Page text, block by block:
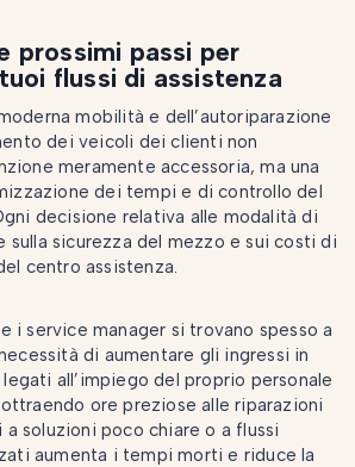
prossimi passi per
flussi di assistenza
mobilità e dell’autoriparazione
dei veicoli dei clienti non
meramente accessoria, ma una
dei tempi e di controllo del
decisione relativa alle modalità di
sulla sicurezza del mezzo e sui costi di
centro assistenza.
i service manager si trovano spesso a
di aumentare gli ingressi in
all’impiego del proprio personale
ore preziose alle riparazioni
soluzioni poco chiare o a flussi
aumenta i tempi morti e riduce la